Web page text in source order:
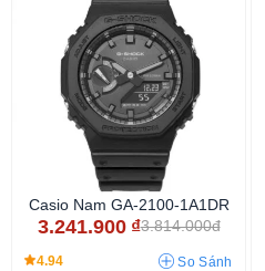
Casio Nam GA-2100-1A1DR
3.241.900 ₫3.814.000đ
4.94 So Sánh